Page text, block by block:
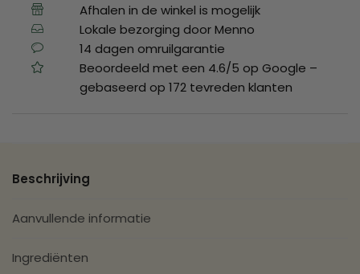
Afhalen in de winkel is mogelijk
Lokale bezorging door Menno
14 dagen omruilgarantie
Beoordeeld met een 4.6/5 op Google –
gebaseerd op 172 tevreden klanten
Beschrijving
Aanvullende informatie
Ingrediënten